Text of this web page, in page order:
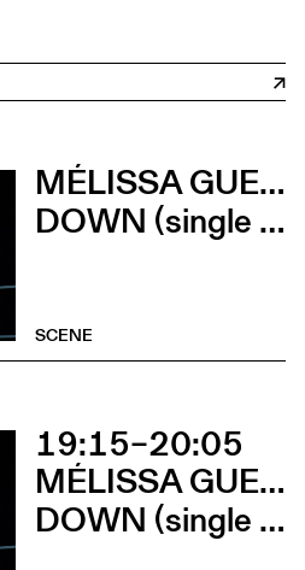
MÉLISSA GUEX ET CLÉMENT GRIN
DOWN (single version) (Karukera Ballet)
SCENE
19:15–20:05
MÉLISSA GUEX ET CLÉMENT GRIN
DOWN (single version) (Parvis de l’Artchipel)